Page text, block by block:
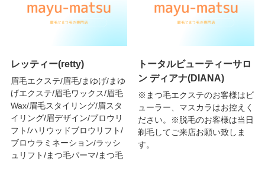
レッティー(retty)
眉毛エクステ/眉毛/まゆげ/まゆ
げエクステ/眉毛ワックス/眉毛
Wax/眉毛スタイリング/眉スタ
イリング/眉デザイン/ブロウリ
フト/ハリウッドブロウリフト/
ブロウラミネーション/ラッシ
ュリフト/まつ毛パーマ/まつ毛
トータルビューティーサロ
ン ディアナ(DIANA)
※まつ毛エクステのお客様はビ
ューラー、マスカラはお控えく
ださい。※脱毛のお客様は当日
剃毛してご来店お願い致しま
す。